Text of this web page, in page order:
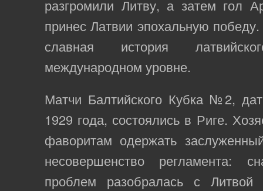
разгромили Литву, а затем гол
принес Латвии эпохальную
славная история
международном уровне.
Матчи Балтийского Кубка №2,
1929 года, состоялись в Риге.
фаворитам одержать
несовершенство регламента:
проблем разобралась с